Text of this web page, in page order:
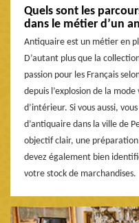
Quels sont les
dans le métier d’un
Antiquaire est un métier en
D’autant plus que la
passion pour les Français
depuis l’explosion de la
d’intérieur. Si vous aussi,
d’antiquaire dans la ville de
objectif clair, une
devez également bien
votre stock de marchandises.